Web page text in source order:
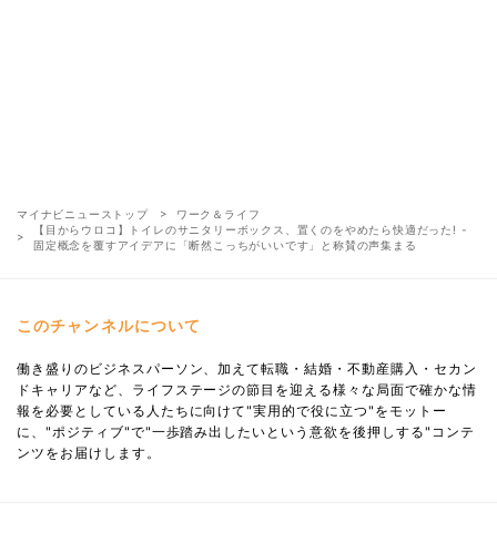
マイナビニューストップ
ワーク＆ライフ
【目からウロコ】トイレのサニタリーボックス、置くのをやめたら快適だった! -
固定概念を覆すアイデアに「断然こっちがいいです」と称賛の声集まる
このチャンネルについて
働き盛りのビジネスパーソン、加えて転職・結婚・不動産購入・セカン
ドキャリアなど、ライフステージの節目を迎える様々な局面で確かな情
報を必要としている人たちに向けて"実用的で役に立つ"をモットー
に、"ポジティブ"で"一歩踏み出したいという意欲を後押しする"コンテ
ンツをお届けします。